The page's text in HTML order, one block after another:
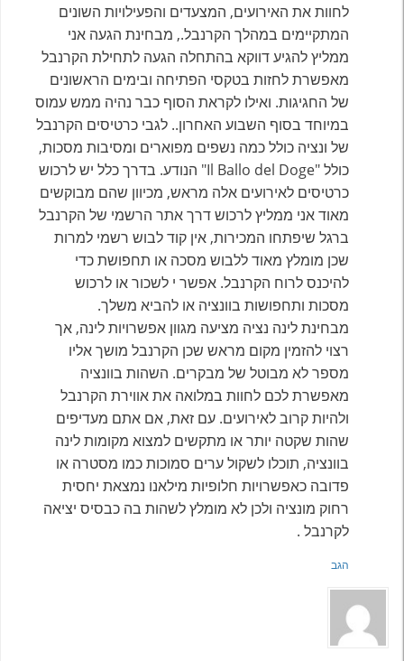
לחוות את האירועים, המצעדים והפעילויות השונים
המתקיימים במהלך הקרנבל., מבחינת הגעה אני
ממליץ להגיע דווקא בהתחלה הגעה לתחילת הקרנבל
מאפשרת לחזות בטקסי הפתיחה ובימים הראשונים
של החגיגות. ואילו לקראת הסוף כבר נהיה ממש עמוס
במיוחד בסוף השבוע האחרון.. לגבי כרטיסים הקרנבל
של ונציה כולל כמה נשפים מפוארים ומסיבות מסכות,
כולל "Il Ballo del Doge" הנודע. בדרך כלל יש לרכוש
כרטיסים לאירועים אלה מראש, מכיוון שהם מבוקשים
מאוד אני ממליץ לרכוש דרך אתר הרשמי של הקרנבל
ברגל שיפתחו המכירות, אין קוד לבוש רשמי למרות
שכן מומלץ מאוד ללבוש מסכה או תחפושת כדי
להיכנס לרוח הקרנבל. אפשר י לשכור או לרכוש
מסכות ותחפושות בוונציה או להביא משלך.
מבחינת לינה נציה מציעה מגוון אפשרויות לינה, אך
רצוי להזמין מקום מראש שכן הקרנבל מושך אליו
מספר לא מבוטל של מבקרים. השהות בוונציה
מאפשרת לכם לחוות במלואה את אווירת הקרנבל
ולהיות קרוב לאירועים. עם זאת, אם אתם מעדיפים
שהות שקטה יותר או מתקשים למצוא מקומות לינה
בוונציה, תוכלו לשקול ערים סמוכות כמו מסטרה או
פדובה כאפשרויות חלופיות מילאנו נמצאת יחסית
רחוק מונציה ולכן לא מומלץ לשהות בה כבסיס יציאה
לקרנבל .
הגב